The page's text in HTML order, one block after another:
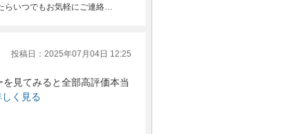
らいつでもお気軽にご連絡…
投稿日：2025年07月04日 12:25
見てみると全部高評価本当
く見る